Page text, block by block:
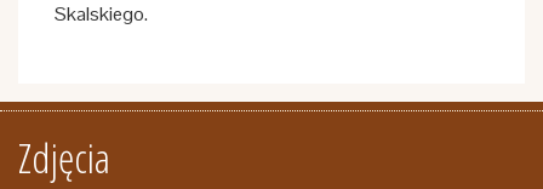
Skalskiego.
Zdjęcia